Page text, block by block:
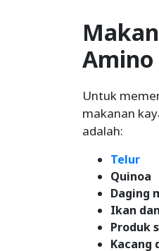
Amino
Untuk
makanan
adalah:
Telur
Quinoa
Daging
Ikan
Produk
Kacang